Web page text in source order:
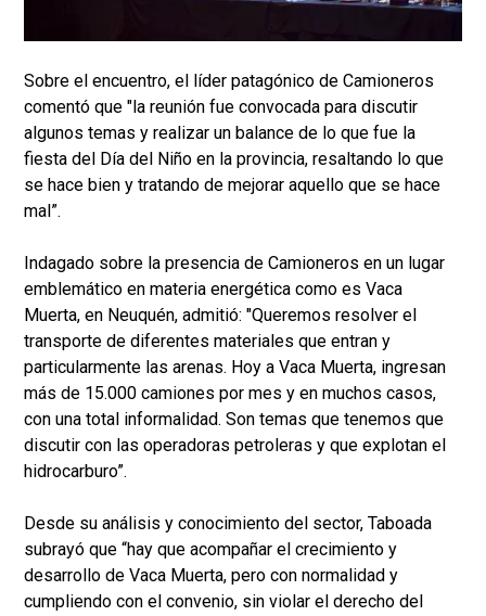
Sobre el encuentro, el líder patagónico de Camioneros
comentó que "la reunión fue convocada para discutir
algunos temas y realizar un balance de lo que fue la
fiesta del Día del Niño en la provincia, resaltando lo que
se hace bien y tratando de mejorar aquello que se hace
mal”.
Indagado sobre la presencia de Camioneros en un lugar
emblemático en materia energética como es Vaca
Muerta, en Neuquén, admitió: "Queremos resolver el
transporte de diferentes materiales que entran y
particularmente las arenas. Hoy a Vaca Muerta, ingresan
más de 15.000 camiones por mes y en muchos casos,
con una total informalidad. Son temas que tenemos que
discutir con las operadoras petroleras y que explotan el
hidrocarburo”.
Desde su análisis y conocimiento del sector, Taboada
subrayó que “hay que acompañar el crecimiento y
desarrollo de Vaca Muerta, pero con normalidad y
cumpliendo con el convenio, sin violar el derecho del